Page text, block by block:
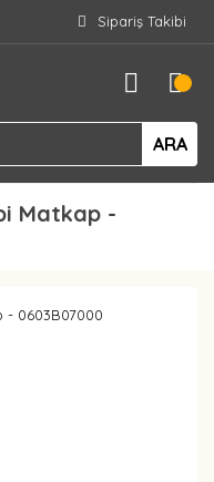
Sipariş Takibi
ARA
Matkap -